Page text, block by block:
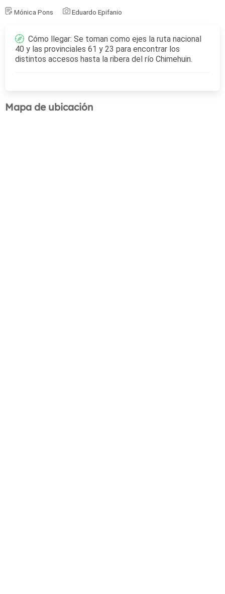
Mónica Pons Eduardo Epifanio
Cómo llegar: Se toman como ejes la ruta nacional
40 y las provinciales 61 y 23 para encontrar los
distintos accesos hasta la ribera del río Chimehuin.
Mapa de ubicación